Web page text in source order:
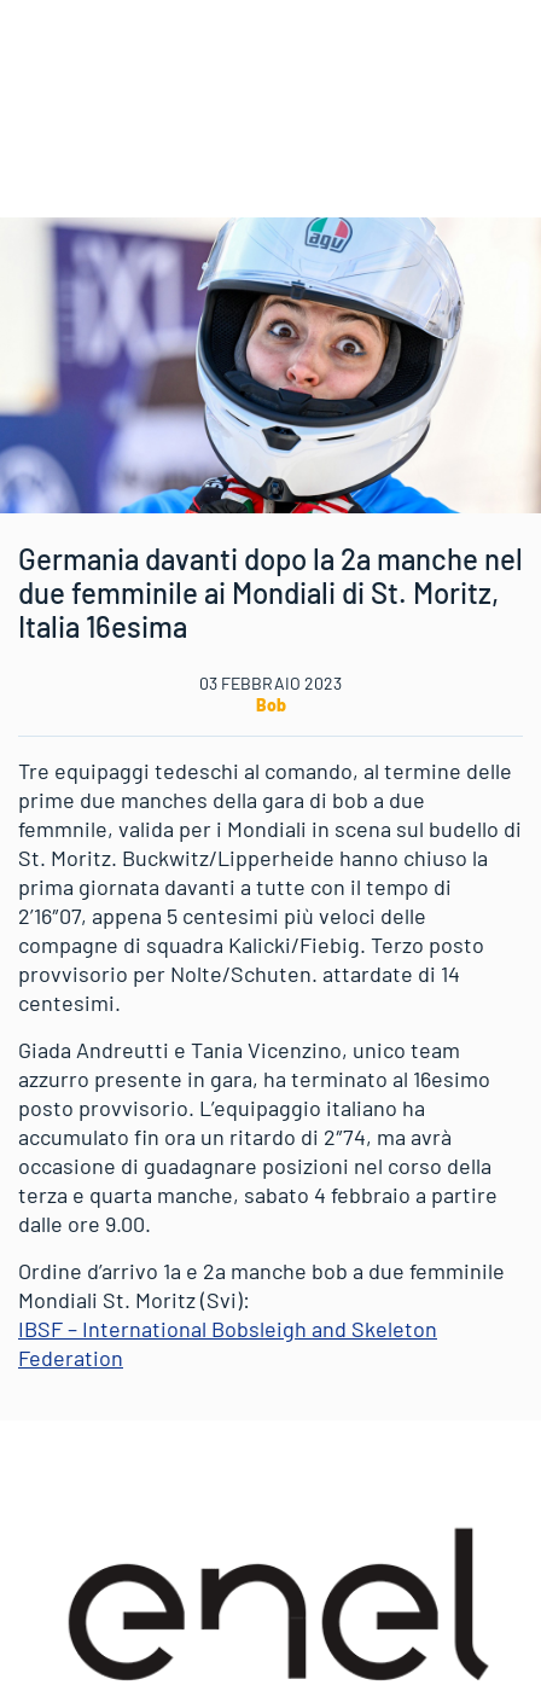
Germania davanti dopo la 2a manche nel
due femminile ai Mondiali di St. Moritz,
Italia 16esima
03 FEBBRAIO 2023
Bob
Tre equipaggi tedeschi al comando, al termine delle
prime due manches della gara di bob a due
femmnile, valida per i Mondiali in scena sul budello di
St. Moritz. Buckwitz/Lipperheide hanno chiuso la
prima giornata davanti a tutte con il tempo di
2’16″07, appena 5 centesimi più veloci delle
compagne di squadra Kalicki/Fiebig. Terzo posto
provvisorio per Nolte/Schuten. attardate di 14
centesimi.
Giada Andreutti e Tania Vicenzino, unico team
azzurro presente in gara, ha terminato al 16esimo
posto provvisorio. L’equipaggio italiano ha
accumulato fin ora un ritardo di 2″74, ma avrà
occasione di guadagnare posizioni nel corso della
terza e quarta manche, sabato 4 febbraio a partire
dalle ore 9.00.
Ordine d’arrivo 1a e 2a manche bob a due femminile
Mondiali St. Moritz (Svi):
IBSF – International Bobsleigh and Skeleton
Federation